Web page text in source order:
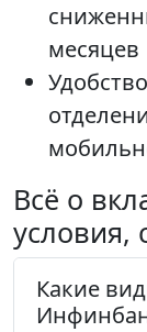
месяцев
Всё о
условия,
Какие